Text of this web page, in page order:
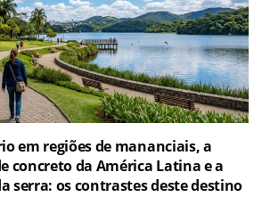
em regiões de mananciais, a
concreto da América Latina e a
serra: os contrastes deste destino